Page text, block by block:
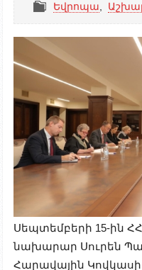
Եվրոպա
Սեպտեմբերի 15-ին
նախարար Սուրեն
Հարավային